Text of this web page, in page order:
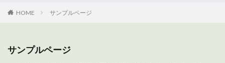
HOME サンプルページ
サンプルページ